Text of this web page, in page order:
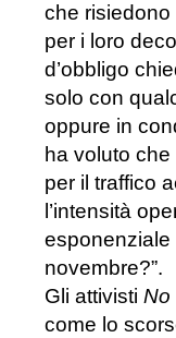
che
per i loro
d’obbligo
solo con
oppure in
ha voluto
per il traffico
l’intensità
esponenziale
novembre?”.
Gli attivisti No
come lo